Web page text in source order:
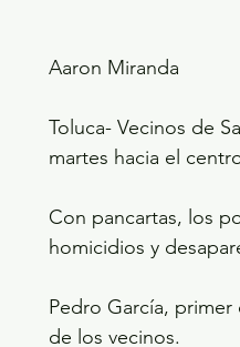
Aaron Miranda
Toluca- Vecinos de
martes hacia el
Con pancartas, los
homicidios y
Pedro García,
de los vecinos.